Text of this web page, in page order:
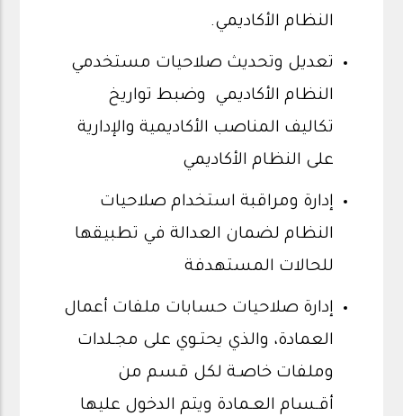
النظام الأكاديمي.
تعديل وتحديث صلاحيات مستخدمي
النظام الأكاديمي وضبط تواريخ
تكاليف المناصب الأكاديمية والإدارية
على النظام الأكاديمي
إدارة ومراقبة استخدام صلاحيات
النظام لضمان العدالة في تطبيقها
للحالات المستهدفة
إدارة صلاحيات حسابات ملفات أعمال
العمادة، والذي يحتـوي على مجـلدات
وملفات خاصـة لكل قسم من
أقـسام العـمادة ويتم الدخول عليها